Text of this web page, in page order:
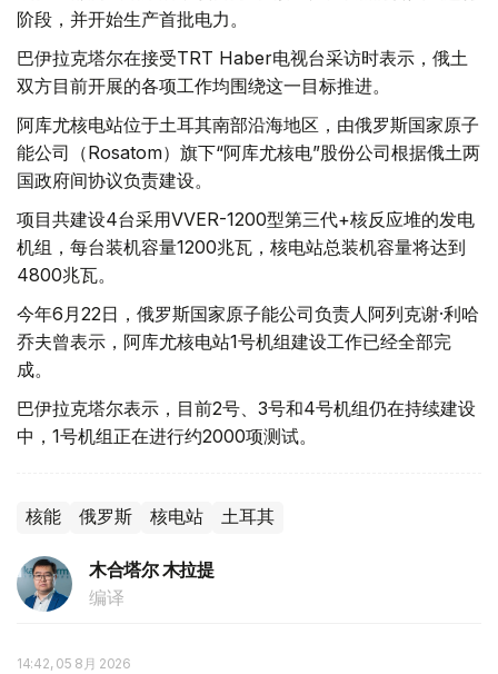
阶段，并开始生产首批电力。
巴伊拉克塔尔在接受TRT Haber电视台采访时表示，俄土
双方目前开展的各项工作均围绕这一目标推进。
阿库尤核电站位于土耳其南部沿海地区，由俄罗斯国家原子
能公司（Rosatom）旗下“阿库尤核电”股份公司根据俄土两
国政府间协议负责建设。
项目共建设4台采用VVER-1200型第三代+核反应堆的发电
机组，每台装机容量1200兆瓦，核电站总装机容量将达到
4800兆瓦。
今年6月22日，俄罗斯国家原子能公司负责人阿列克谢·利哈
乔夫曾表示，阿库尤核电站1号机组建设工作已经全部完
成。
巴伊拉克塔尔表示，目前2号、3号和4号机组仍在持续建设
中，1号机组正在进行约2000项测试。
核能 俄罗斯 核电站 土耳其
木合塔尔 木拉提
编译
14:42, 05 8月 2026